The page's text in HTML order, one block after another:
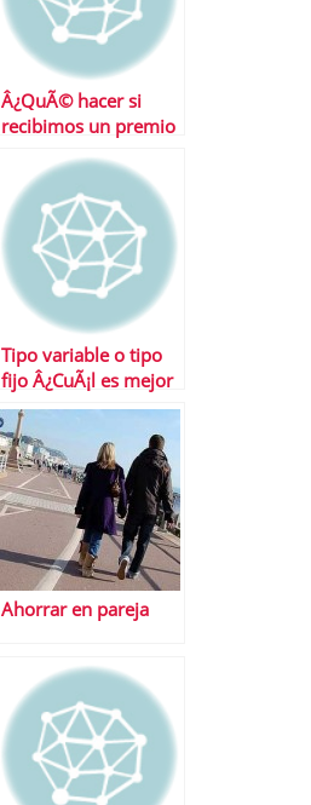
Â¿QuÃ© hacer si
recibimos un premio
o una herencia?
Tipo variable o tipo
fijo Â¿CuÃ¡l es mejor
para nuestra cuenta
corriente?
Ahorrar en pareja